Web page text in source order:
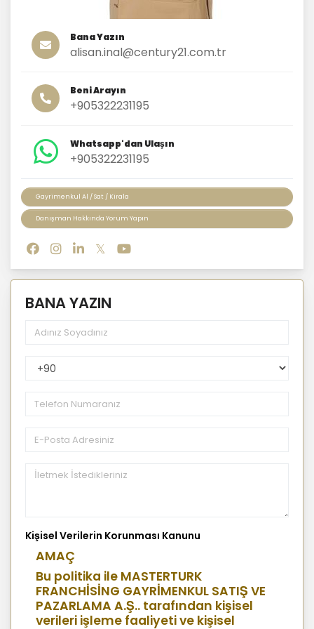
Bana Yazın
alisan.inal@century21.com.tr
Beni Arayın
+905322231195
Whatsapp'dan Ulaşın
+905322231195
Gayrimenkul Al / Sat / Kirala
Danışman Hakkında Yorum Yapın
BANA YAZIN
PhoneNumberCountryPhoneCode
Kişisel Verilerin Korunması Kanunu
AMAÇ
Bu politika ile MASTERTURK
FRANCHİSİNG GAYRİMENKUL SATIŞ VE
PAZARLAMA A.Ş.. tarafından kişisel
verileri işleme faaliyeti ve kişisel